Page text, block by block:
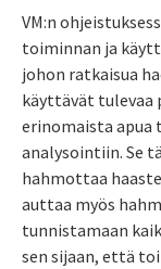
VM:n
toiminnan ja
johon ratkaisua
käyttävät tulevaa
erinomaista apua
analysointiin. Se
hahmottaa
auttaa myös
tunnistamaan
sen sijaan, että